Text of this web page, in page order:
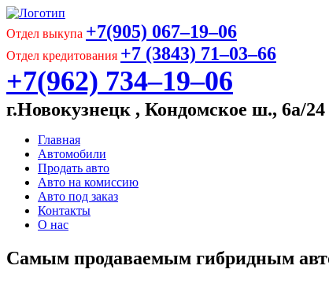
Отдел выкупа +7(905) 067‒19‒06
Отдел кредитования +7 (3843) 71‒03‒66
+7(962) 734‒19‒06
г.Новокузнецк , Кондомское ш., 6а/24
Главная
Автомобили
Продать авто
Авто на комиссию
Авто под заказ
Контакты
О нас
Самым продаваемым гибридным